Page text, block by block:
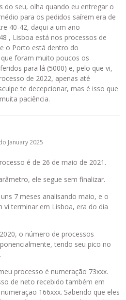
do seu, olha quando eu entregar o
para os pedidos saírem era de
40-42, daqui a um ano
, Lisboa está nos processos de
o Porto está dentro do
foram muito poucos os
para lá (5000) e, pelo que vi,
de 2022, apenas até
te decepcionar, mas é isso que
paciência.
January 2025
é de 26 de maio de 2021.
ele segue sem finalizar.
7 meses analisando maio, e o
vi terminar em Lisboa, era do dia
o número de processos
tendo seu pico no
processo é numeração 73xxx.
de neto recebido também em
166xxx. Sabendo que eles